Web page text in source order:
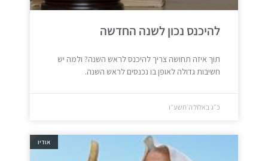
להיכנס נכון לשנה החדשה
תוך איזה תחושה צריך להיכנס לראש השנה? ולמה יש
חשיבות גדולה לאופן בו נכנסים לראש השנה.
כ״ג באלול ה׳תשע״ו
אודיו